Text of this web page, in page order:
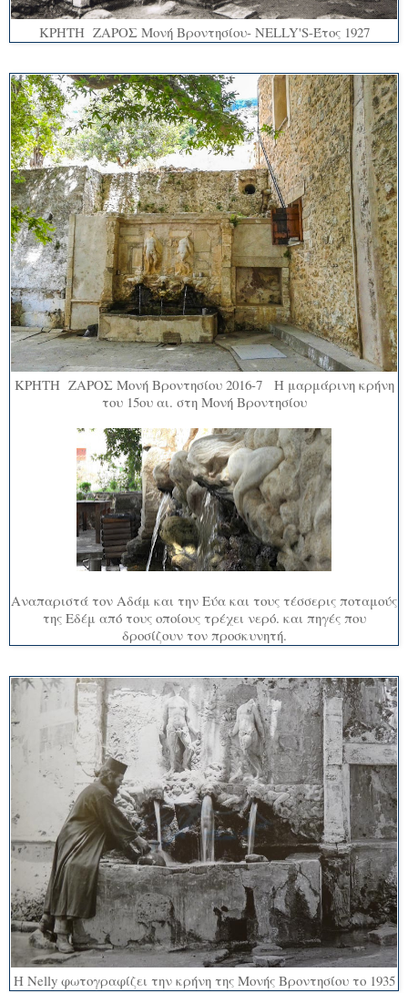
ΚΡΗΤΗ ΖΑΡΟΣ Μονή Βροντησίου- NELLY'S-Έτος 1927
ΚΡΗΤΗ ΖΑΡΟΣ Μονή Βροντησίου 2016-7 Η μαρμάρινη κρήνη
του 15ου αι. στη Μονή Βροντησίου
Αναπαριστά τον Αδάμ και την Εύα και τους τέσσερις ποταμούς
της Εδέμ από τους οποίους τρέχει νερό. και πηγές που
δροσίζουν τον προσκυνητή.
Η Nelly φωτογραφίζει την κρήνη της Μονής Βροντησίου το 1935